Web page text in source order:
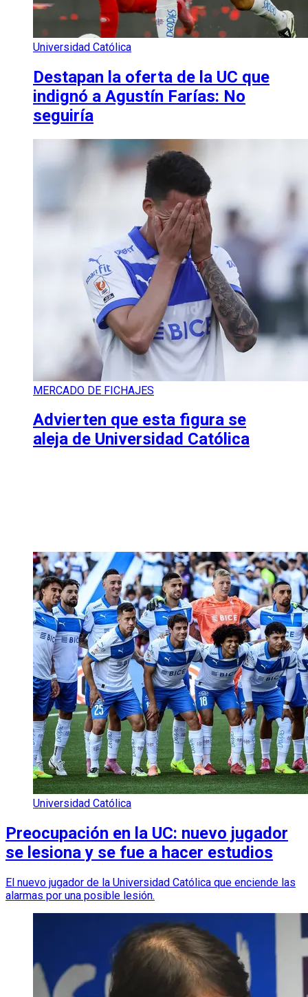
Universidad Católica
Destapan la oferta de la UC que
indignó a Agustín Farías: No
seguiría
MERCADO DE FICHAJES
Advierten que esta figura se
aleja de Universidad Católica
Universidad Católica
Preocupación en la UC: nuevo jugador
se lesiona y se fue a hacer estudios
El nuevo jugador de la Universidad Católica que enciende las
alarmas por una posible lesión.